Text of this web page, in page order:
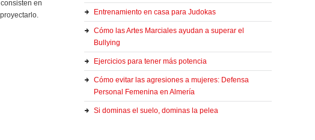
en
Entrenamiento en casa para Judokas
Cómo las Artes Marciales ayudan a superar el
Bullying
Ejercicios para tener más potencia
Cómo evitar las agresiones a mujeres: Defensa
Personal Femenina en Almería
Si dominas el suelo, dominas la pelea